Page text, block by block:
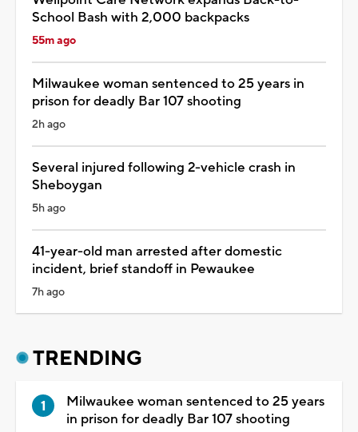
School Bash with 2,000 backpacks
55m ago
Milwaukee woman sentenced to 25 years in
prison for deadly Bar 107 shooting
2h ago
Several injured following 2-vehicle crash in
Sheboygan
5h ago
41-year-old man arrested after domestic
incident, brief standoff in Pewaukee
7h ago
TRENDING
Milwaukee woman sentenced to 25 years
in prison for deadly Bar 107 shooting